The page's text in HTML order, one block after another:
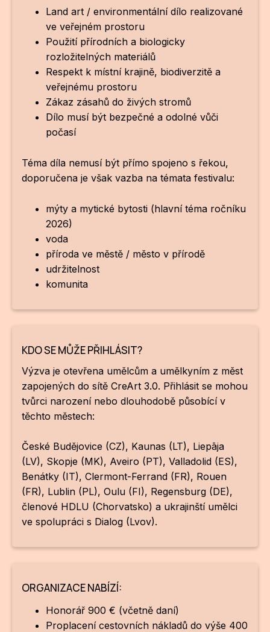
Land art / environmentální dílo realizované
ve veřejném prostoru
Použití přírodních a biologicky
rozložitelných materiálů
Respekt k místní krajině, biodiverzitě a
veřejnému prostoru
Zákaz zásahů do živých stromů
Dílo musí být bezpečné a odolné vůči
počasí
Téma díla nemusí být přímo spojeno s řekou,
doporučena je však vazba na témata festivalu:
mýty a mytické bytosti (hlavní téma ročníku
2026)
voda
příroda ve městě / město v přírodě
udržitelnost
komunita
KDO SE MŮŽE PŘIHLÁSIT?
Výzva je otevřena umělcům a umělkyním z měst
zapojených do sítě CreArt 3.0. Přihlásit se mohou
tvůrci narození nebo dlouhodobě působící v
těchto městech:
České Budějovice (CZ), Kaunas (LT), Liepāja
(LV), Skopje (MK), Aveiro (PT), Valladolid (ES),
Benátky (IT), Clermont-Ferrand (FR), Rouen
(FR), Lublin (PL), Oulu (FI), Regensburg (DE),
členové HDLU (Chorvatsko) a ukrajinští umělci
ve spolupráci s Dialog (Lvov).
ORGANIZACE NABÍZÍ:
Honorář 900 € (včetně daní)
Proplacení cestovních nákladů do výše 400